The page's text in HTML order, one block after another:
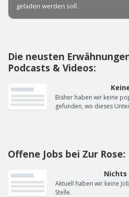
Die neusten
Podcasts & Videos:
Bisher haben wir keine
gefunden, wo dieses
Offene Jobs bei Zur Rose:
Aktuell haben wir keine
Stelle.